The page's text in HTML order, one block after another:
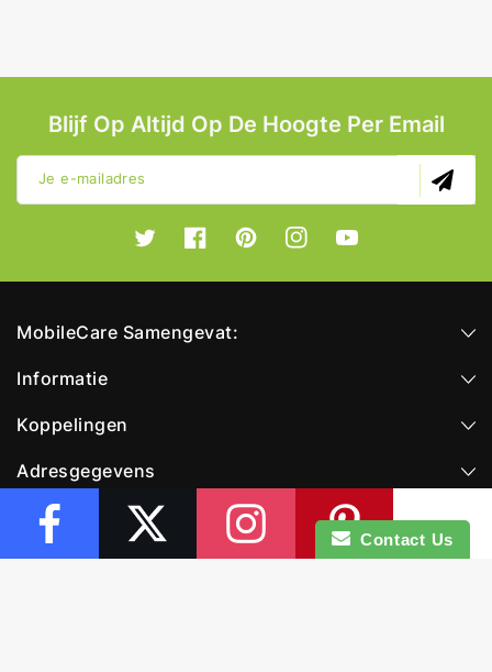
Blijf Op Altijd Op De Hoogte Per Email
Je e-mailadres
TwitterFacebookPinterestInstagramYouTube
MobileCare Samengevat:
Informatie
Koppelingen
Adresgegevens
Navigatie :
Contact Us